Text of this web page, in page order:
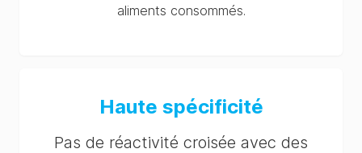
aliments consommés.
Haute spécificité
Pas de réactivité croisée avec des